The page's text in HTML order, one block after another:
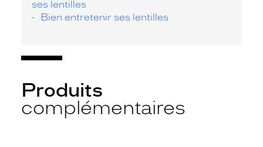
ses lentilles
Bien entretenir ses lentilles
Produits
complémentaires